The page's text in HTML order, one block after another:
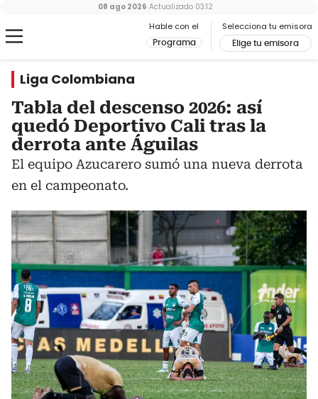
Hable con el
Programa
Selecciona tu emisora
Elige tu emisora
08 ago 2026 Actualizado 03:12
Liga Colombiana
Tabla del descenso 2026: así
quedó Deportivo Cali tras la
derrota ante Águilas
El equipo Azucarero sumó una nueva derrota
en el campeonato.